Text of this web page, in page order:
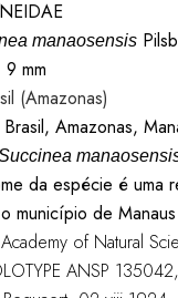
manaosensis
9 mm
(Amazonas)
Brasil, Amazonas,
da espécie é uma
município de
of Natural
ANSP